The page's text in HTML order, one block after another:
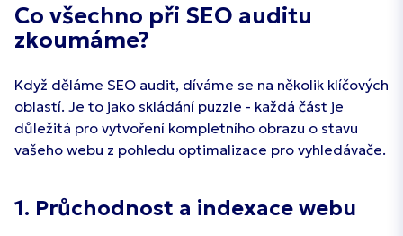
Co všechno při SEO auditu
zkoumáme?
Když děláme SEO audit, díváme se na několik klíčových
oblastí. Je to jako skládání puzzle - každá část je
důležitá pro vytvoření kompletního obrazu o stavu
vašeho webu z pohledu optimalizace pro vyhledávače.
1. Průchodnost a indexace webu